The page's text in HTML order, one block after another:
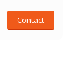
Contact